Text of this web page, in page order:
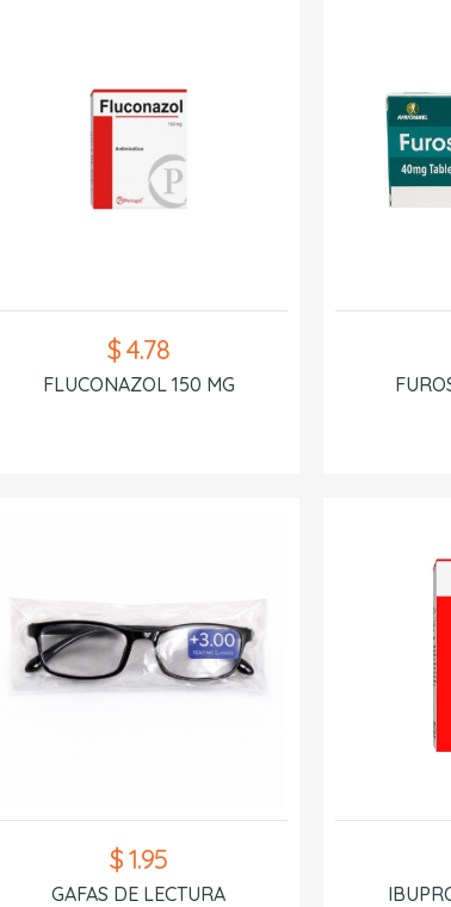
$ 4.78
FLUCONAZOL 150 MG
$ 1.95
GAFAS DE LECTURA